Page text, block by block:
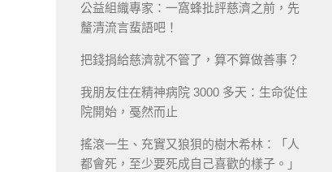
公益組織專家：一窩蜂批評慈濟之前，先
釐清流言蜚語吧！
把錢捐給慈濟就不管了，算不算做善事？
我朋友住在精神病院 3000 多天：生命從住
院開始，戞然而止
搖滾一生、充實又狼狽的樹木希林：「人
都會死，至少要死成自己喜歡的樣子。」